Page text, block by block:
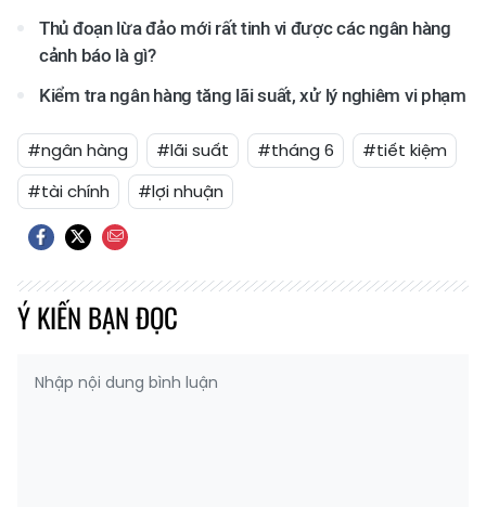
Thủ đoạn lừa đảo mới rất tinh vi được các ngân hàng
cảnh báo là gì?
Kiểm tra ngân hàng tăng lãi suất, xử lý nghiêm vi phạm
#ngân hàng #lãi suất #tháng 6
#tiết kiệm
#tài chính
#lợi nhuận
Ý KIẾN BẠN ĐỌC